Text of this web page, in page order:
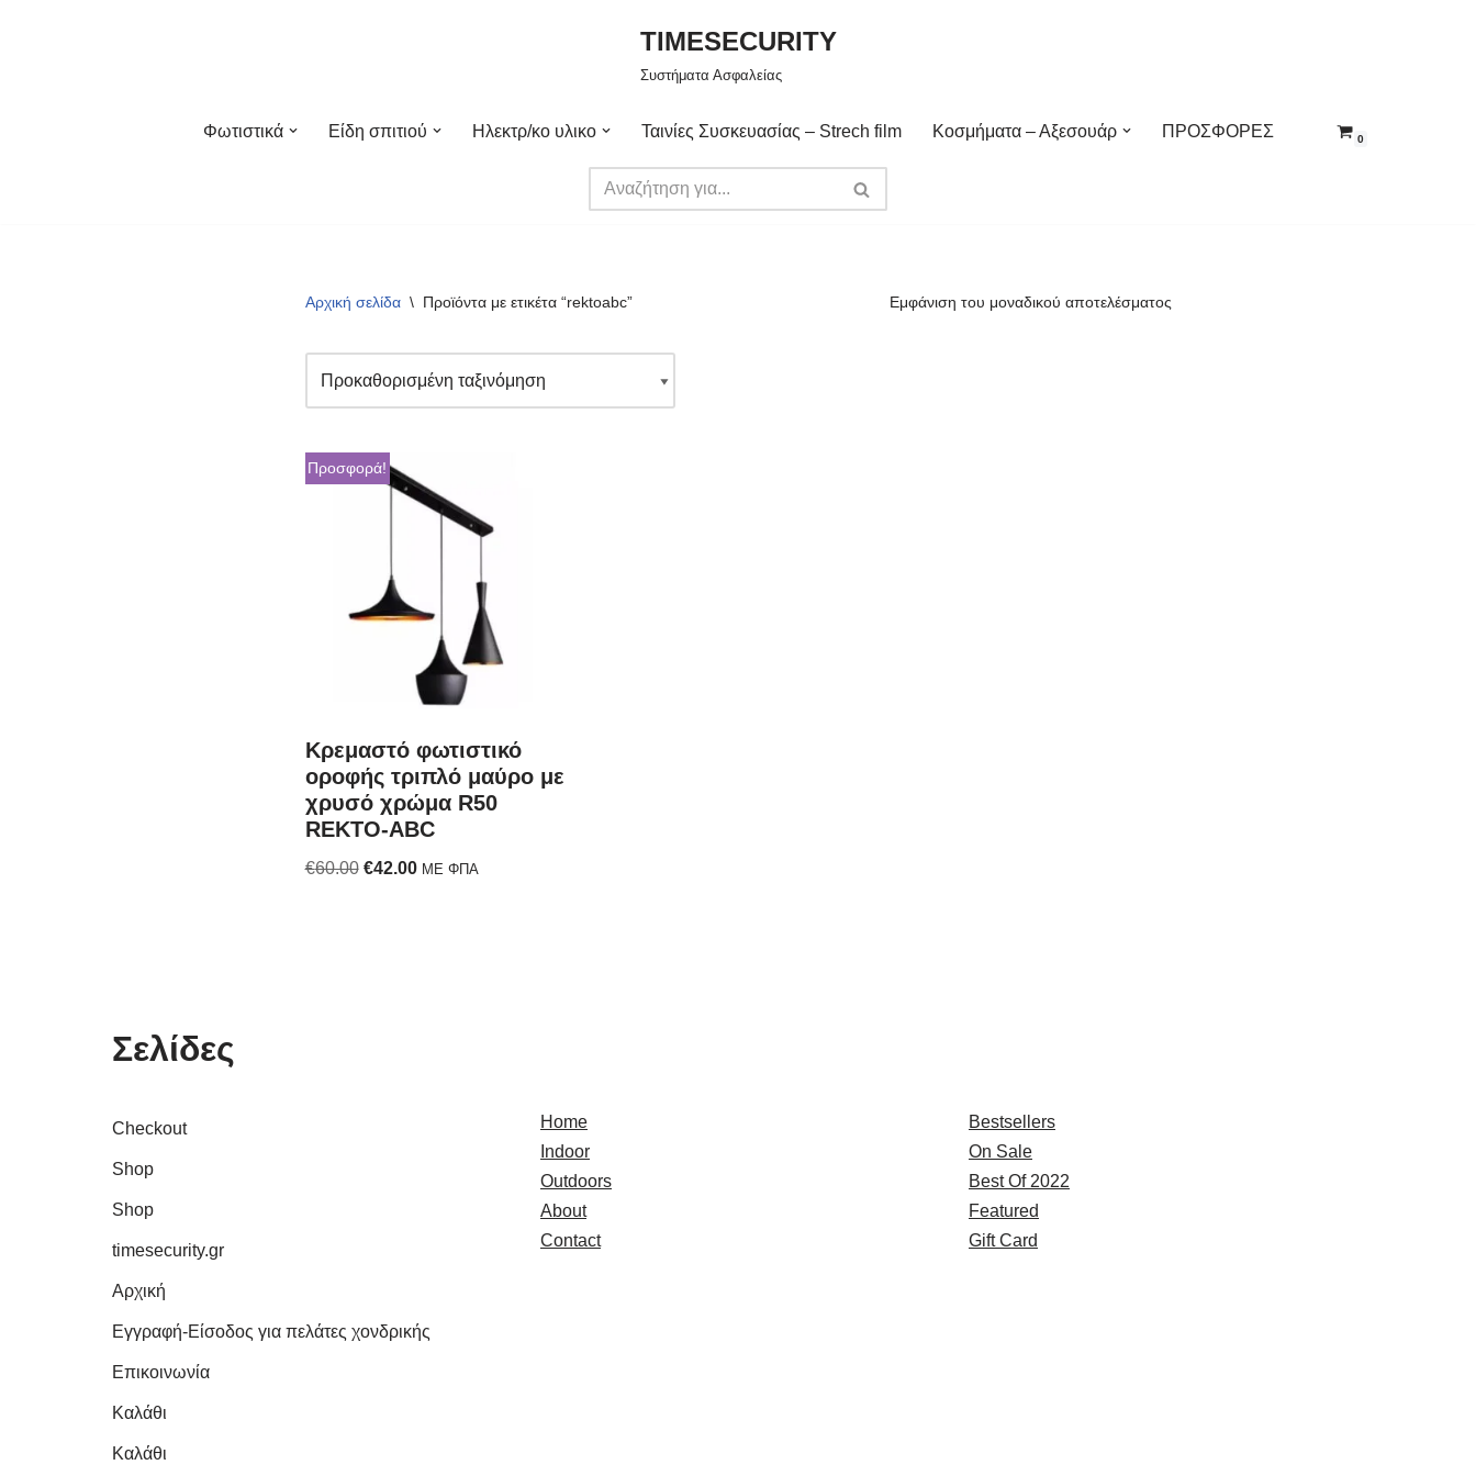
TIMESECURITY
Συστήματα Ασφαλείας
Φωτιστικά Είδη σπιτιού Ηλεκτρ/κο υλικο Ταινίες Συσκευασίας – Strech film Κοσμήματα – Αξεσουάρ ΠΡΟΣΦΟΡΕΣ 0
Αρχική σελίδα \ Προϊόντα με ετικέτα “rektoabc” Εμφάνιση του μοναδικού αποτελέσματος
Προσφορά!
Κρεμαστό φωτιστικό
οροφής τριπλό μαύρο με
χρυσό χρώμα R50
REKTO-ABC
€60.00 €42.00 ΜΕ ΦΠΑ
Σελίδες
Checkout
Shop
Shop
timesecurity.gr
Αρχική
Εγγραφή-Είσοδος για πελάτες χονδρικής
Επικοινωνία
Καλάθι
Καλάθι
Home
Indoor
Outdoors
About
Contact
Bestsellers
On Sale
Best Of 2022
Featured
Gift Card